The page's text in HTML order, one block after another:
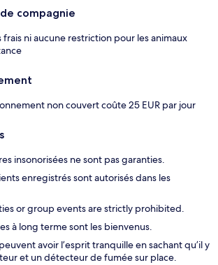
compagnie
frais ni aucune restriction pour les animaux
non couvert coûte 25 EUR par jour
insonorisées ne sont pas garanties.
enregistrés sont autorisés dans les
or group events are strictly prohibited.
à long terme sont les bienvenus.
avoir l’esprit tranquille en sachant qu’il y
et un détecteur de fumée sur place.